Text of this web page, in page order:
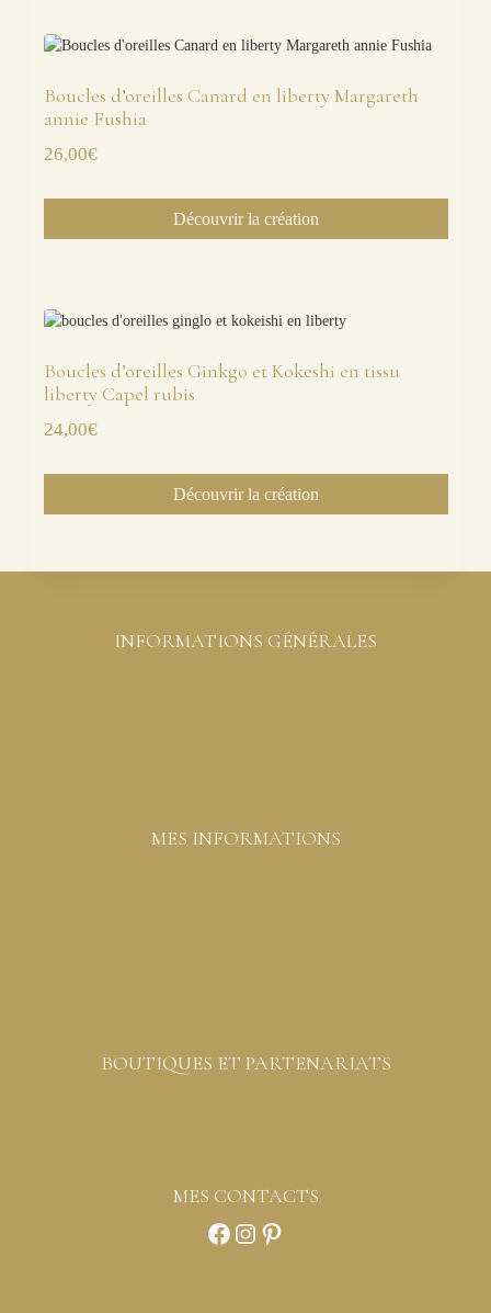
Boucles d’oreilles Canard en liberty Margareth
annie Fushia
26,00€
Découvrir la création
Boucles d’oreilles Ginkgo et Kokeshi en tissu
liberty Capel rubis
24,00€
Découvrir la création
INFORMATIONS GÉNÉRALES
MES INFORMATIONS
BOUTIQUES ET PARTENARIATS
MES CONTACTS
Facebook
Instagram
Pinterest